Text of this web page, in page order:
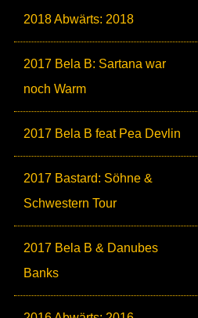
2018 Abwärts: 2018
2017 Bela B: Sartana war
noch Warm
2017 Bela B feat Pea Devlin
2017 Bastard: Söhne &
Schwestern Tour
2017 Bela B & Danubes
Banks